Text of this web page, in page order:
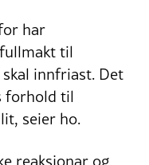
har
til
innfriast. Det
forhold til
seier ho.